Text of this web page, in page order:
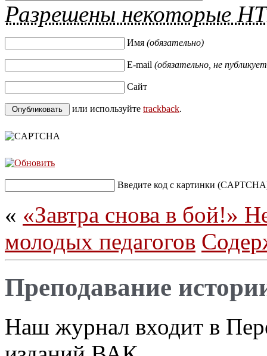
Разрешены некоторые
Имя (обязательно)
E-mail (обязательно, не
Сайт
или используйте trackback.
Введите код с картинки
« «Завтра снова в бой!»
молодых педагогов
Преподавание
Наш журнал входит в